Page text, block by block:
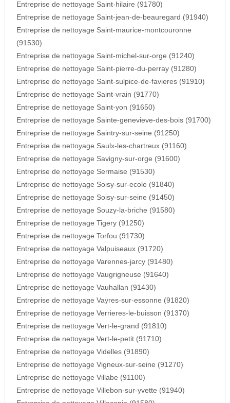
Entreprise de nettoyage Saint-hilaire (91780)
Entreprise de nettoyage Saint-jean-de-beauregard (91940)
Entreprise de nettoyage Saint-maurice-montcouronne
(91530)
Entreprise de nettoyage Saint-michel-sur-orge (91240)
Entreprise de nettoyage Saint-pierre-du-perray (91280)
Entreprise de nettoyage Saint-sulpice-de-favieres (91910)
Entreprise de nettoyage Saint-vrain (91770)
Entreprise de nettoyage Saint-yon (91650)
Entreprise de nettoyage Sainte-genevieve-des-bois (91700)
Entreprise de nettoyage Saintry-sur-seine (91250)
Entreprise de nettoyage Saulx-les-chartreux (91160)
Entreprise de nettoyage Savigny-sur-orge (91600)
Entreprise de nettoyage Sermaise (91530)
Entreprise de nettoyage Soisy-sur-ecole (91840)
Entreprise de nettoyage Soisy-sur-seine (91450)
Entreprise de nettoyage Souzy-la-briche (91580)
Entreprise de nettoyage Tigery (91250)
Entreprise de nettoyage Torfou (91730)
Entreprise de nettoyage Valpuiseaux (91720)
Entreprise de nettoyage Varennes-jarcy (91480)
Entreprise de nettoyage Vaugrigneuse (91640)
Entreprise de nettoyage Vauhallan (91430)
Entreprise de nettoyage Vayres-sur-essonne (91820)
Entreprise de nettoyage Verrieres-le-buisson (91370)
Entreprise de nettoyage Vert-le-grand (91810)
Entreprise de nettoyage Vert-le-petit (91710)
Entreprise de nettoyage Videlles (91890)
Entreprise de nettoyage Vigneux-sur-seine (91270)
Entreprise de nettoyage Villabe (91100)
Entreprise de nettoyage Villebon-sur-yvette (91940)